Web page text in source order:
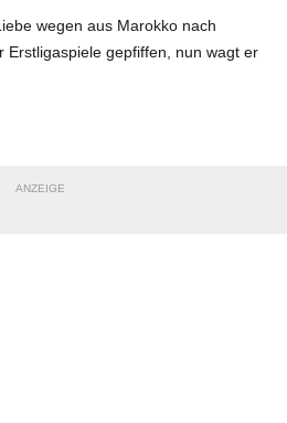
wegen aus Marokko nach
Erstligaspiele gepfiffen, nun wagt er
ANZEIGE